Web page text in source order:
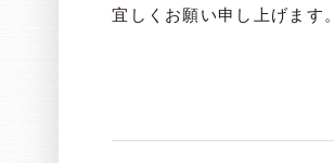
宜しくお願い申し上げます。